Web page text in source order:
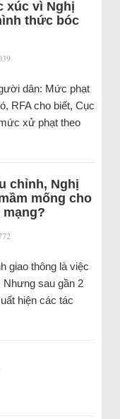
xúc vì Nghị
thức bóc
dân: Mức phạt
RFA cho biết, Cục
xử phạt theo
chỉnh, Nghị
mống cho
giao thông là việc
sau gần 2
hiện các tác